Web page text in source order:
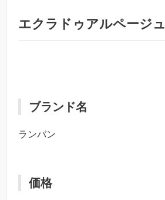
エクラドゥアルページュ
ブランド名
ランバン
価格